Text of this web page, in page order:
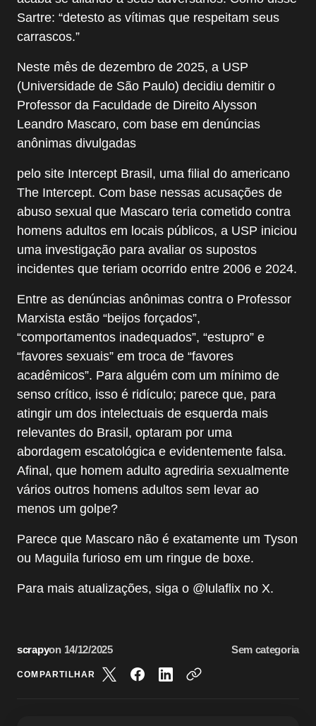
Sartre: “detesto as vítimas que respeitam seus
carrascos.”
Neste mês de dezembro de 2025, a USP
(Universidade de São Paulo) decidiu demitir o
Professor da Faculdade de Direito Alysson
Leandro Mascaro, com base em denúncias
anônimas divulgadas
pelo site Intercept Brasil, uma filial do americano
The Intercept. Com base nessas acusações de
abuso sexual que Mascaro teria cometido contra
homens adultos em locais públicos, a USP iniciou
uma investigação para avaliar os supostos
incidentes que teriam ocorrido entre 2006 e 2024.
Entre as denúncias anônimas contra o Professor
Marxista estão “beijos forçados”,
“comportamentos inadequados”, “estupro” e
“favores sexuais” em troca de “favores
acadêmicos”. Para alguém com um mínimo de
senso crítico, isso é ridículo; parece que, para
atingir um dos intelectuais de esquerda mais
relevantes do Brasil, optaram por uma
abordagem escatológica e evidentemente falsa.
Afinal, que homem adulto agrediria sexualmente
vários outros homens adultos sem levar ao
menos um golpe?
Parece que Mascaro não é exatamente um Tyson
ou Maguila furioso em um ringue de boxe.
Para mais atualizações, siga o @lulaflix no X.
scrapyon 14/12/2025 Sem categoria
COMPARTILHAR